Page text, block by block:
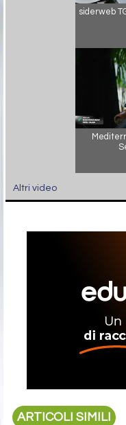
siderweb
Altri video
ARTICOLI SIMILI